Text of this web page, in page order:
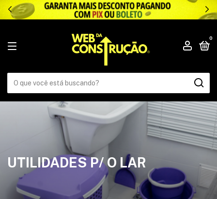
.
0
UTILIDADES P/ O LAR